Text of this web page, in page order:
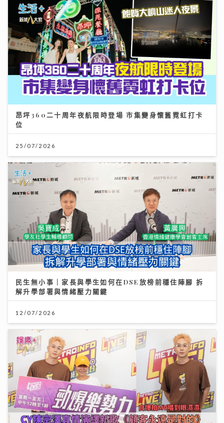
昂坪360二十周年夜航限時登場 市集變身懷舊霓虹打卡
位
25/07/2026
民生無小事｜家長與學生如何在DSE放榜前穩住陣腳 拆
解升學部署與情緒壓力關鍵
12/07/2026